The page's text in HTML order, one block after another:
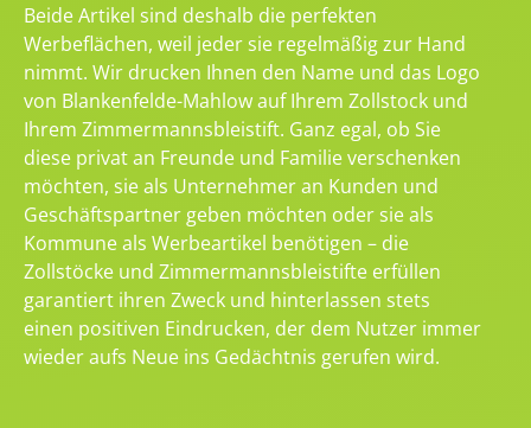
Beide Artikel sind deshalb die perfekten
Werbeflächen, weil jeder sie regelmäßig zur Hand
nimmt. Wir drucken Ihnen den Name und das Logo
von Blankenfelde-Mahlow auf Ihrem Zollstock und
Ihrem Zimmermannsbleistift. Ganz egal, ob Sie
diese privat an Freunde und Familie verschenken
möchten, sie als Unternehmer an Kunden und
Geschäftspartner geben möchten oder sie als
Kommune als Werbeartikel benötigen – die
Zollstöcke und Zimmermannsbleistifte erfüllen
garantiert ihren Zweck und hinterlassen stets
einen positiven Eindrucken, der dem Nutzer immer
wieder aufs Neue ins Gedächtnis gerufen wird.